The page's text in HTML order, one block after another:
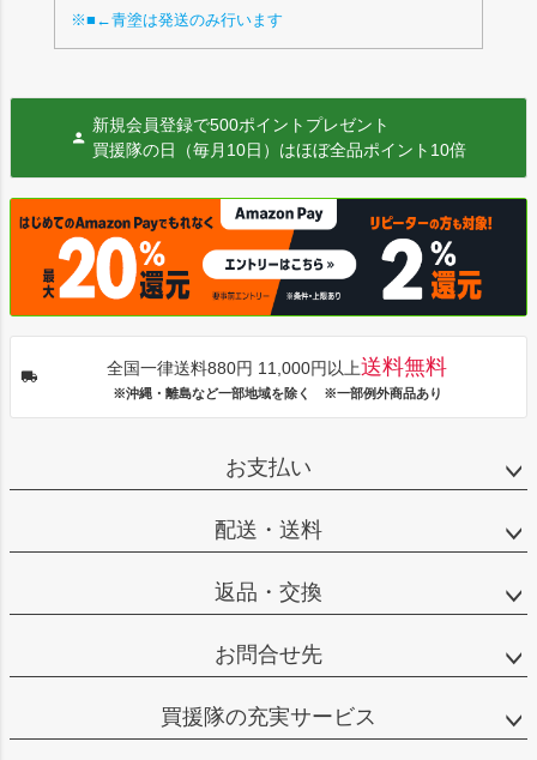
※■←青塗は発送のみ行います
新規会員登録で500ポイントプレゼント
買援隊の日（毎月10日）はほぼ全品ポイント10倍
全国一律送料880円 11,000円以上送料無料
※沖縄・離島など一部地域を除く ※一部例外商品あり
お支払い
配送・送料
返品・交換
お問合せ先
買援隊の充実サービス